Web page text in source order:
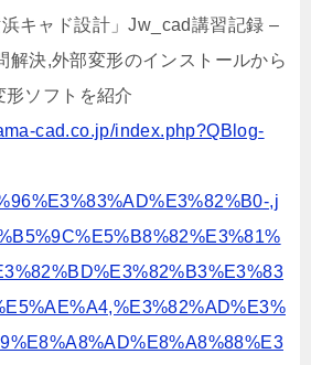
キャド設計」Jw_cad講習記録 –
解決,外部変形のインストールから
ソフトを紹介
cad.co.jp/index.php?QBlog-
,j